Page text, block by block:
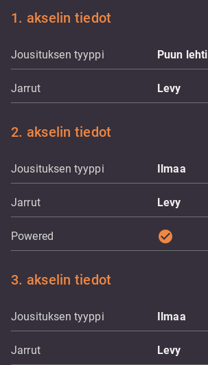
1. akselin tiedot
Jousituksen tyyppi Puun lehti
Jarrut Levy
2. akselin tiedot
Jousituksen tyyppi Ilmaa
Jarrut Levy
Powered check_circle
3. akselin tiedot
Jousituksen tyyppi Ilmaa
Jarrut Levy